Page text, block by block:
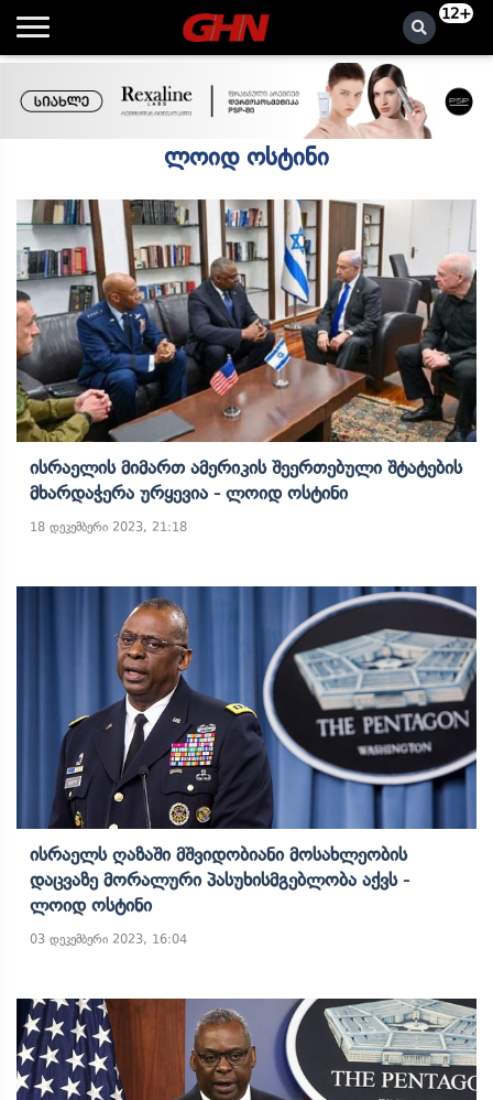
12+
ლოიდ ოსტინი
Ისრაელის Მიმართ Ამერიკის Შეერთებული Შტატების
Მხარდაჭერა Ურყევია - Ლოიდ Ოსტინი
18 დეკემბერი 2023, 21:18
Ისრაელს Ღაზაში Მშვიდობიანი Მოსახლეობის
Დაცვაზე Მორალური Პასუხისმგებლობა Აქვს -
Ლოიდ Ოსტინი
03 დეკემბერი 2023, 16:04